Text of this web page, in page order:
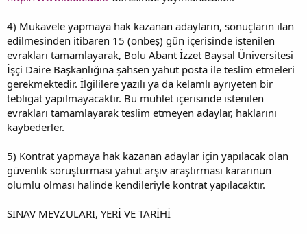
4) Mukavele yapmaya hak kazanan adayların, sonuçların ilan
edilmesinden itibaren 15 (onbeş) gün içerisinde istenilen
evrakları tamamlayarak, Bolu Abant İzzet Baysal Üniversitesi
İşçi Daire Başkanlığına şahsen yahut posta ile teslim etmeleri
gerekmektedir. İlgililere yazılı ya da kelamlı ayrıyeten bir
tebligat yapılmayacaktır. Bu mühlet içerisinde istenilen
evrakları tamamlayarak teslim etmeyen adaylar, haklarını
kaybederler.
5) Kontrat yapmaya hak kazanan adaylar için yapılacak olan
güvenlik soruşturması yahut arşiv araştırması kararınun
olumlu olması halinde kendileriyle kontrat yapılacaktır.
SINAV MEVZULARI, YERİ VE TARİHİ